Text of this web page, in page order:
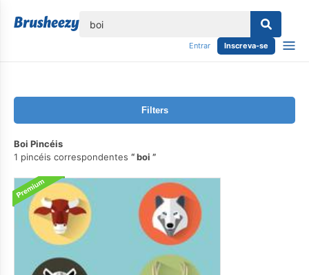
Entrar Inscreva-se
Filters
Boi Pincéis
1 pincéis correspondentes
boi